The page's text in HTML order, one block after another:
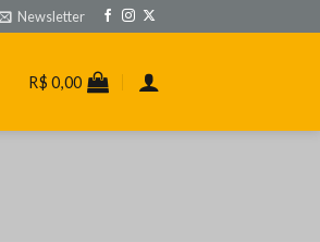
Newsletter
R$ 0,00